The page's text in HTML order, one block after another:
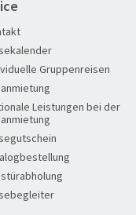
Gruppenreisen
Leistungen bei der